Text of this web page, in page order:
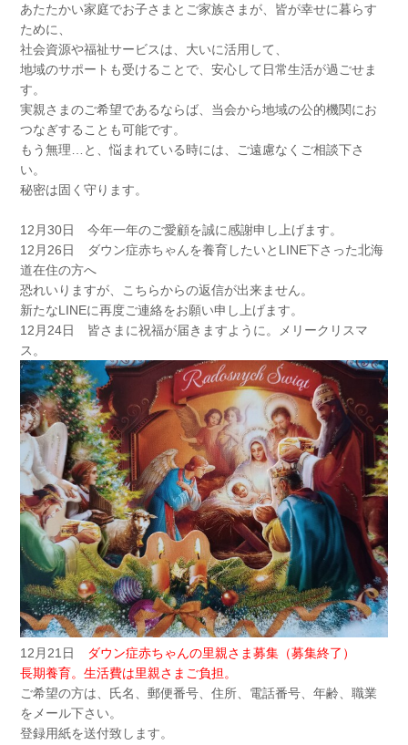
あたたかい家庭でお子さまとご家族さまが、皆が幸せに暮らす
ために、
社会資源や福祉サービスは、大いに活用して、
地域のサポートも受けることで、安心して日常生活が過ごせま
す。
実親さまのご希望であるならば、当会から地域の公的機関にお
つなぎすることも可能です。
もう無理…と、悩まれている時には、ご遠慮なくご相談下さ
い。
秘密は固く守ります。
12月30日 今年一年のご愛顧を誠に感謝申し上げます。
12月26日 ダウン症赤ちゃんを養育したいとLINE下さった北海
道在住の方へ
恐れいりますが、こちらからの返信が出来ません。
新たなLINEに再度ご連絡をお願い申し上げます。
12月24日 皆さまに祝福が届きますように。メリークリスマ
ス。
12月21日
ダウン症赤ちゃんの里親さま募集（募集終了）
長期養育。生活費は里親さまご負担。
ご希望の方は、氏名、郵便番号、住所、電話番号、年齢、職業
をメール下さい。
登録用紙を送付致します。